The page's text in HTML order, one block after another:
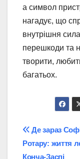
а символ
нагадує, що
внутрішня
перешкоди та
творити,
багатьох.
Post
Де зараз
Ротару: життя
Конча-Заспі